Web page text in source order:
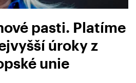
pasti. Platíme
úroky z
unie